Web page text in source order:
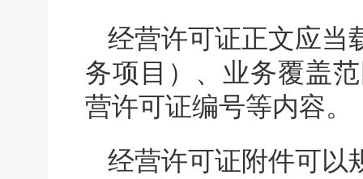
经营许可证正文应当
务项目）、业务覆盖
营许可证编号等内容。
经营许可证附件可以